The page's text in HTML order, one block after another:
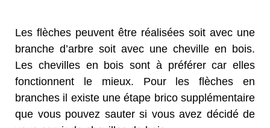
Les flèches peuvent être réalisées soit avec une
branche d’arbre soit avec une cheville en bois.
Les chevilles en bois sont à préférer car elles
fonctionnent le mieux. Pour les flèches en
branches il existe une étape brico supplémentaire
que vous pouvez sauter si vous avez décidé de